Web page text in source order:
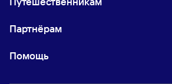
Партнёрам
Помощь